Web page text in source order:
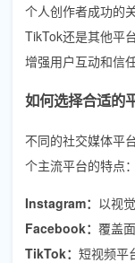
个人创作者成功的
TikTok还是其他平
增强用户互动和信任
如何选择合适的
不同的社交媒体平
个主流平台的特点：
Instagram： 以视
Facebook： 覆盖
TikTok： 短视频平